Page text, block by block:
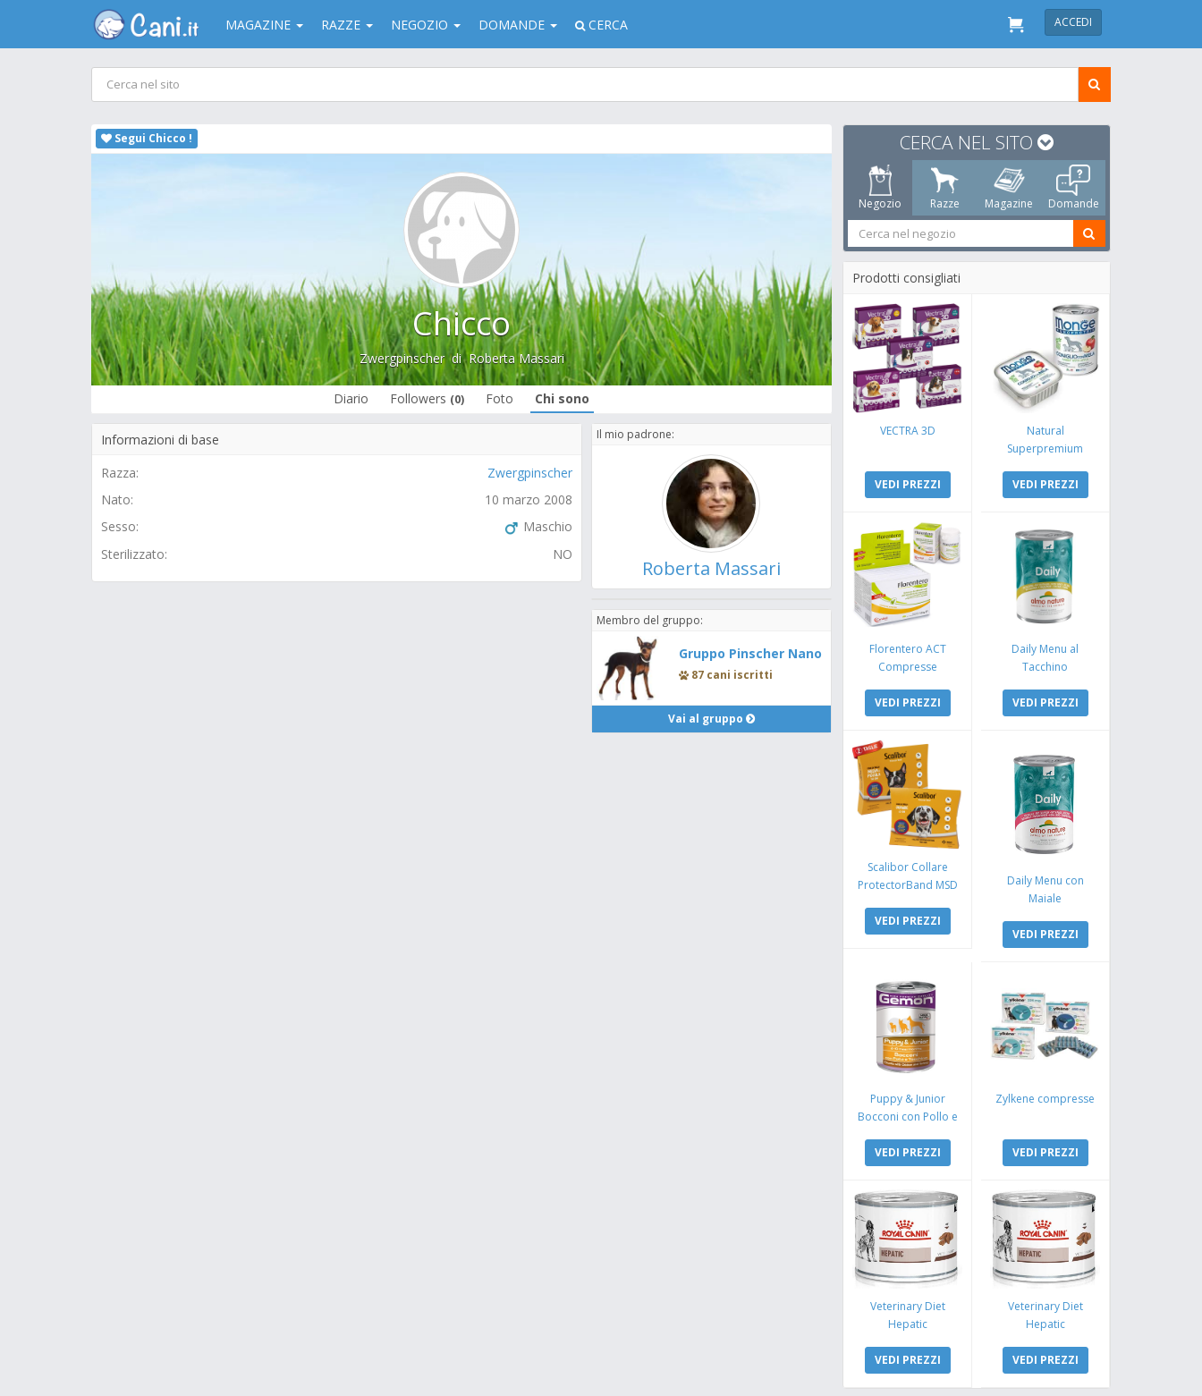
MAGAZINE RAZZE NEGOZIO DOMANDE CERCA ACCEDI
Segui Chicco !
Chicco
ZwergpinscherdiRoberta Massari
Diario Followers (0) Foto Chi sono
Informazioni di base
Razza:
Zwergpinscher
Nato:
10 marzo 2008
Sesso:
Maschio
Sterilizzato:
NO
Il mio padrone:
Roberta Massari
Membro del gruppo:
Gruppo Pinscher Nano
87 cani iscritti
Vai al gruppo
CERCA NEL SITO
Negozio Razze Magazine Domande
Prodotti consigliati
VECTRA 3D
VEDI PREZZI
Natural
Superpremium
Coniglio e Mela
VEDI PREZZI
Florentero ACT
Compresse
VEDI PREZZI
Daily Menu al
Tacchino
VEDI PREZZI
Scalibor Collare
ProtectorBand MSD
VEDI PREZZI
Daily Menu con
Maiale
VEDI PREZZI
Puppy & Junior
Bocconi con Pollo e
VEDI PREZZI
Zylkene compresse
VEDI PREZZI
Veterinary Diet
Hepatic
VEDI PREZZI
Veterinary Diet
Hepatic
VEDI PREZZI